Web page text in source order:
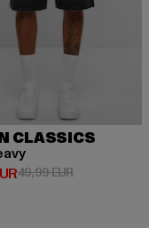
CLASSICS
Preis: 25,00 EUR
49,99 EURAktionspreis: